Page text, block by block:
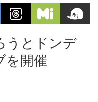
うとドンデ
を開催